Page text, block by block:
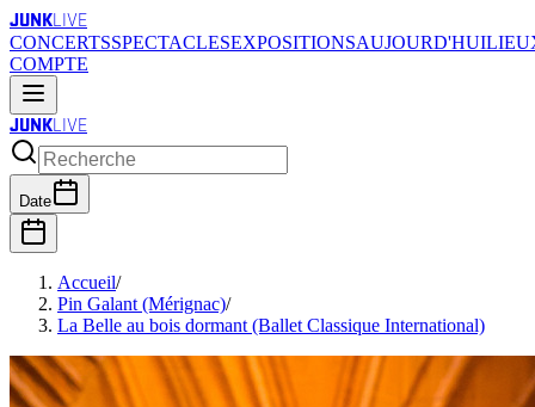
JUNKLIVE
CONCERTSSPECTACLESEXPOSITIONSAUJOURD'HUI
COMPTE
JUNKLIVE
Date
Accueil/
Pin Galant (Mérignac)/
La Belle au bois dormant (Ballet Classique International)